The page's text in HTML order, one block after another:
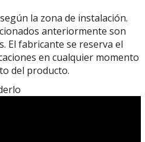
la zona de instalación.
anteriormente son
El fabricante se reserva el
en cualquier momento
del producto.